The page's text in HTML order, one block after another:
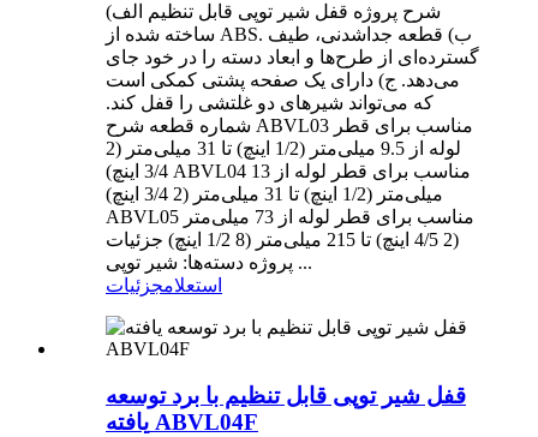
شرح پروژه قفل شیر توپی قابل تنظیم الف)
ساخته شده از ABS. ب) قطعه جداشدنی، طیف
گسترده‌ای از طرح‌ها و ابعاد دسته را در خود جای
می‌دهد. ج) دارای یک صفحه پشتی کمکی است
که می‌تواند شیرهای دو غلتشی را قفل کند.
شماره قطعه شرح ABVL03 مناسب برای قطر
لوله از 9.5 میلی‌متر (1/2 اینچ) تا 31 میلی‌متر (2
3/4 اینچ) ABVL04 مناسب برای قطر لوله از 13
میلی‌متر (1/2 اینچ) تا 31 میلی‌متر (2 3/4 اینچ)
ABVL05 مناسب برای قطر لوله از 73 میلی‌متر
(2 4/5 اینچ) تا 215 میلی‌متر (8 1/2 اینچ) جزئیات
پروژه دسته‌ها: شیر توپی ...
استعلامجزئیات
قفل شیر توپی قابل تنظیم با برد توسعه
یافته ABVL04F